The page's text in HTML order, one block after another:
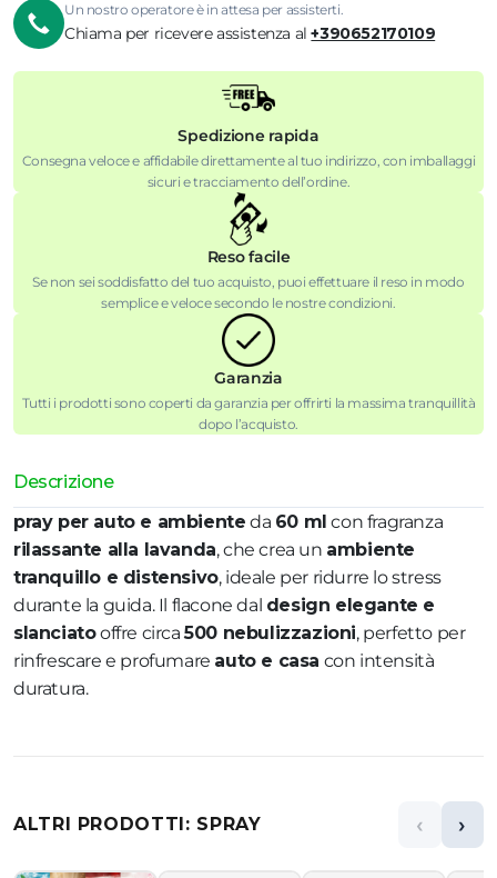
Un nostro operatore è in attesa per assisterti.
Chiama per ricevere assistenza al+390652170109
Spedizione rapida
Consegna veloce e affidabile direttamente al tuo indirizzo, con imballaggi
sicuri e tracciamento dell’ordine.
Reso facile
Se non sei soddisfatto del tuo acquisto, puoi effettuare il reso in modo
semplice e veloce secondo le nostre condizioni.
Garanzia
Tutti i prodotti sono coperti da garanzia per offrirti la massima tranquillità
dopo l’acquisto.
Descrizione
pray per auto e ambiente da 60 ml con fragranza
rilassante alla lavanda, che crea un ambiente
tranquillo e distensivo, ideale per ridurre lo stress
durante la guida. Il flacone dal design elegante e
slanciatooffre circa500 nebulizzazioni, perfetto per
rinfrescare e profumare auto e casa con intensità
duratura.
ALTRI PRODOTTI: SPRAY ‹ ›